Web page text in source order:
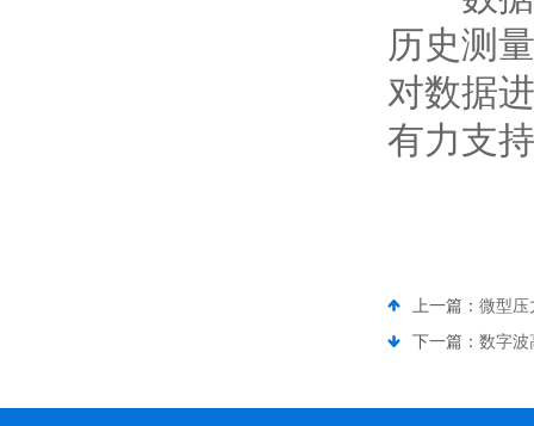
历史测
对数据
有力支
上一篇： 微型压
下一篇： 数字波